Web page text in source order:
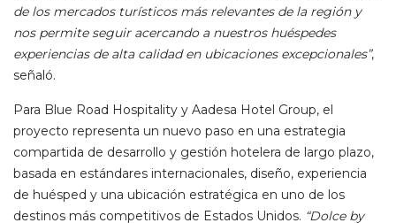
de los mercados turísticos más relevantes de la región y
nos permite seguir acercando a nuestros huéspedes
experiencias de alta calidad en ubicaciones excepcionales”,
señaló.
Para Blue Road Hospitality y Aadesa Hotel Group, el
proyecto representa un nuevo paso en una estrategia
compartida de desarrollo y gestión hotelera de largo plazo,
basada en estándares internacionales, diseño, experiencia
de huésped y una ubicación estratégica en uno de los
destinos más competitivos de Estados Unidos. “Dolce by